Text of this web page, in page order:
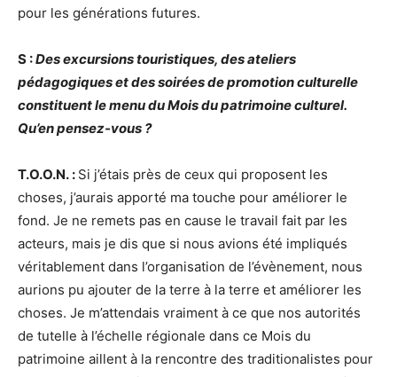
pour les générations futures.
S :Des excursions touristiques, des ateliers
pédagogiques et des soirées de promotion culturelle
constituent le menu du Mois du patrimoine culturel.
Qu’en pensez-vous ?
T.O.O.N. : Si j’étais près de ceux qui proposent les
choses, j’aurais apporté ma touche pour améliorer le
fond. Je ne remets pas en cause le travail fait par les
acteurs, mais je dis que si nous avions été impliqués
véritablement dans l’organisation de l’évènement, nous
aurions pu ajouter de la terre à la terre et améliorer les
choses. Je m’attendais vraiment à ce que nos autorités
de tutelle à l’échelle régionale dans ce Mois du
patrimoine aillent à la rencontre des traditionalistes pour